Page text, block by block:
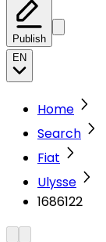
Publish
EN
Home
Search
Fiat
Ulysse
1686122